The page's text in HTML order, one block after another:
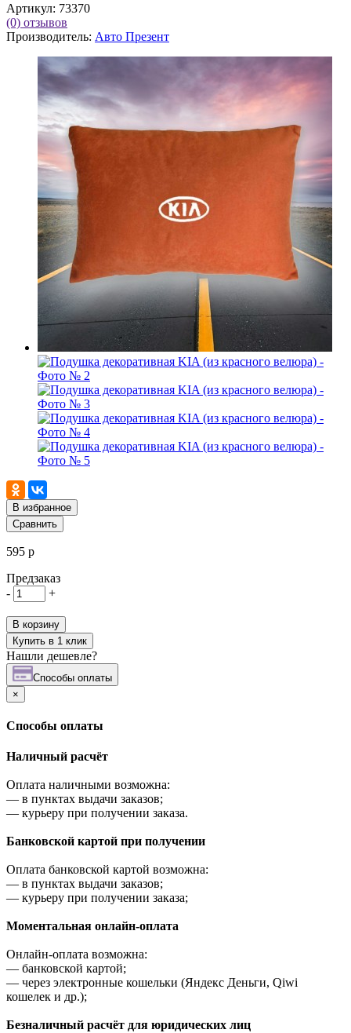
Артикул: 73370
(0) отзывов
Производитель: Авто Презент
В избранное
Сравнить
595 р
Предзаказ
-
+
В корзину
Купить в 1 клик
Нашли дешевле?
Cпособы оплаты
×
Cпособы оплаты
Наличный расчёт
Оплата наличными возможна:
— в пунктах выдачи заказов;
— курьеру при получении заказа.
Банковской картой при получении
Оплата банковской картой возможна:
— в пунктах выдачи заказов;
— курьеру при получении заказа;
Моментальная онлайн-оплата
Онлайн-оплата возможна:
— банковской картой;
— через электронные кошельки (Яндекс Деньги, Qiwi
кошелек и др.);
Безналичный расчёт для юридических лиц